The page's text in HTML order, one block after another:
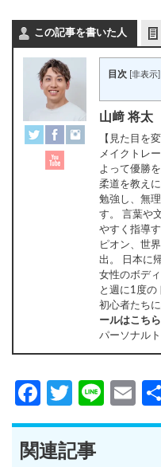
この記事を書いた人
目次 非表示
山﨑 将太
【見た目を
メイクトレ
よって優勝
柔道を教え
勉強し、無
す。 言葉や
やすく指導
ピオン、世
出。 日本に
女性のボデ
と週に1度の
初心者たち
ールはこち
パーソナル
Facebook
Twitter
Line
関連記事